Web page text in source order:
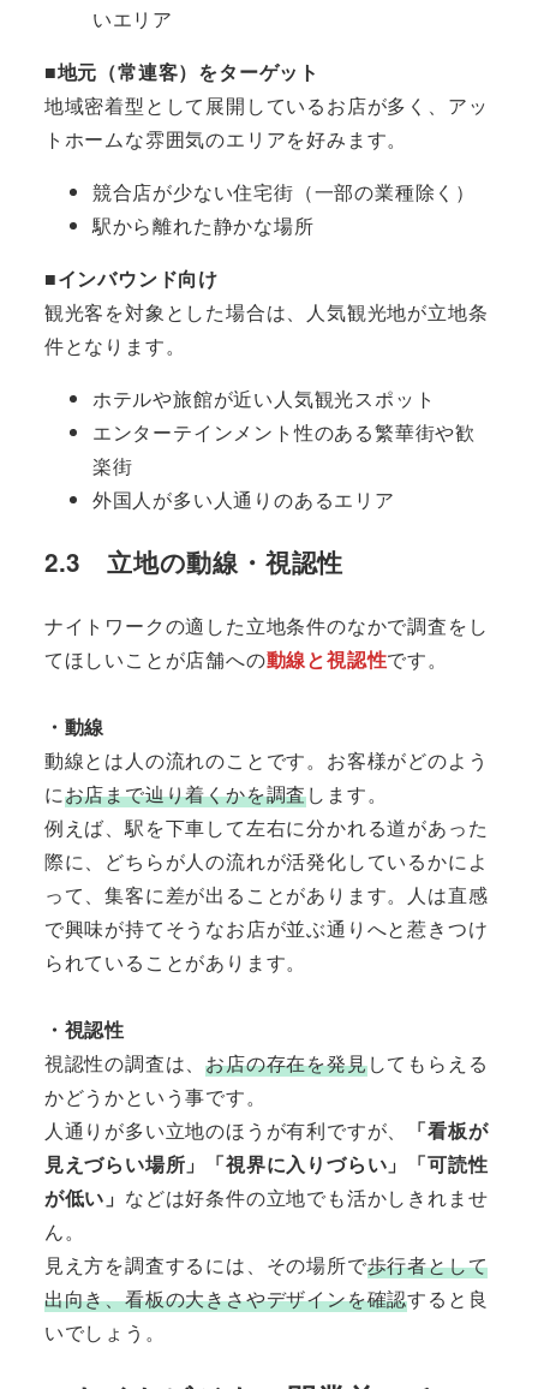
いエリア
■地元（常連客）をターゲット
地域密着型として展開しているお店が多く、アッ
トホームな雰囲気のエリアを好みます。
競合店が少ない住宅街（一部の業種除く）
駅から離れた静かな場所
■インバウンド向け
観光客を対象とした場合は、人気観光地が立地条
件となります。
ホテルや旅館が近い人気観光スポット
エンターテインメント性のある繁華街や歓
楽街
外国人が多い人通りのあるエリア
2.3 立地の動線・視認性
ナイトワークの適した立地条件のなかで調査をし
てほしいことが店舗への動線と視認性です。
・動線
動線とは人の流れのことです。お客様がどのよう
にお店まで辿り着くかを調査します。
例えば、駅を下車して左右に分かれる道があった
際に、どちらが人の流れが活発化しているかによ
って、集客に差が出ることがあります。人は直感
で興味が持てそうなお店が並ぶ通りへと惹きつけ
られていることがあります。
・視認性
視認性の調査は、お店の存在を発見してもらえる
かどうかという事です。
人通りが多い立地のほうが有利ですが、
「看板が
見えづらい場所」「視界に入りづらい」「可読性
が低い」 などは好条件の立地でも活かしきれませ
ん。
見え方を調査するには、その場所で歩行者として
出向き、看板の大きさやデザインを確認すると良
いでしょう。